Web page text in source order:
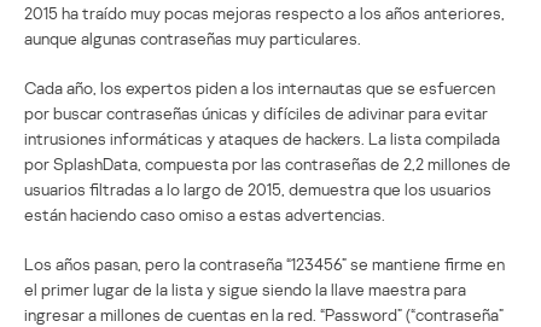
2015 ha traído muy pocas mejoras respecto a los años anteriores,
aunque algunas contraseñas muy particulares.
Cada año, los expertos piden a los internautas que se esfuercen
por buscar contraseñas únicas y difíciles de adivinar para evitar
intrusiones informáticas y ataques de hackers. La lista compilada
por SplashData, compuesta por las contraseñas de 2,2 millones de
usuarios filtradas a lo largo de 2015, demuestra que los usuarios
están haciendo caso omiso a estas advertencias.
Los años pasan, pero la contraseña “123456” se mantiene firme en
el primer lugar de la lista y sigue siendo la llave maestra para
ingresar a millones de cuentas en la red. “Password” (“contraseña”